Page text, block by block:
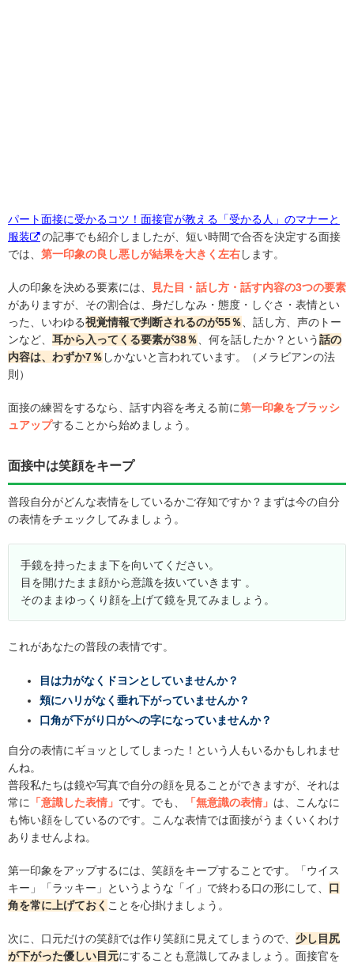
パート面接に受かるコツ！面接官が教える「受かる人」のマナーと
服装
の記事でも紹介しましたが、短い時間で合否を決定する面接
では、 第一印象の良し悪しが結果を大きく左右します。
人の印象を決める要素には、
見た目・話し方・話す内容の3つの要素
がありますが、その割合は、身だしなみ・態度・しぐさ・表情とい
った、いわゆる視覚情報で判断されるのが55％ 、話し方、声のトー
ンなど、 耳から入ってくる要素が38％ 、何を話したか？という話の
内容は、わずか7％ しかないと言われています。（メラビアンの法
則）
面接の練習をするなら、話す内容を考える前に第一印象をブラッシ
ュアップすることから始めましょう。
面接中は笑顔をキープ
普段自分がどんな表情をしているかご存知ですか？まずは今の自分
の表情をチェックしてみましょう。
手鏡を持ったまま下を向いてください。
目を開けたまま顔から意識を抜いていきます 。
そのままゆっくり顔を上げて鏡を見てみましょう。
これがあなたの普段の表情です。
目は力がなくドヨンとしていませんか？
頬にハリがなく垂れ下がっていませんか？
口角が下がり口がへの字になっていませんか？
自分の表情にギョッとしてしまった！という人もいるかもしれませ
んね。
普段私たちは鏡や写真で自分の顔を見ることができますが、それは
常に
「意識した表情」 です。でも、 「無意識の表情」 は、こんなに
も怖い顔をしているのです。こんな表情では面接がうまくいくわけ
ありませんよね。
第一印象をアップするには、笑顔をキープすることです。「ウイス
キー」「ラッキー」というような「イ」で終わる口の形にして、 口
角を常に上げておく ことを心掛けましょう。
次に、口元だけの笑顔では作り笑顔に見えてしまうので、 少し目尻
が下がった優しい目元にすることも意識してみましょう。面接官を